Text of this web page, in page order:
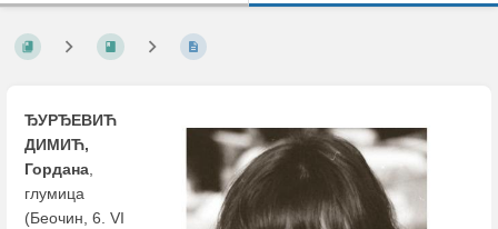
ЂУРЂЕВИЋ
ДИМИЋ,
Гордана,
глумица
(Беочин, 6. VI